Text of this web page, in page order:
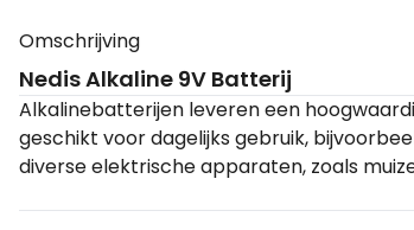
Omschrijving
Nedis Alkaline 9V Batterij
Alkalinebatterijen leveren een
geschikt voor dagelijks gebruik,
diverse elektrische apparaten, zoals